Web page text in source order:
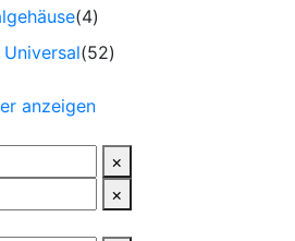
(4)
(52)
anzeigen
×
×